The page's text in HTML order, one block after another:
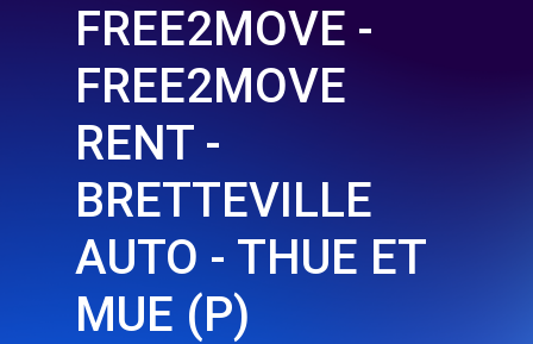
FREE2MOVE -
FREE2MOVE
RENT -
BRETTEVILLE
AUTO - THUE ET
MUE (P)